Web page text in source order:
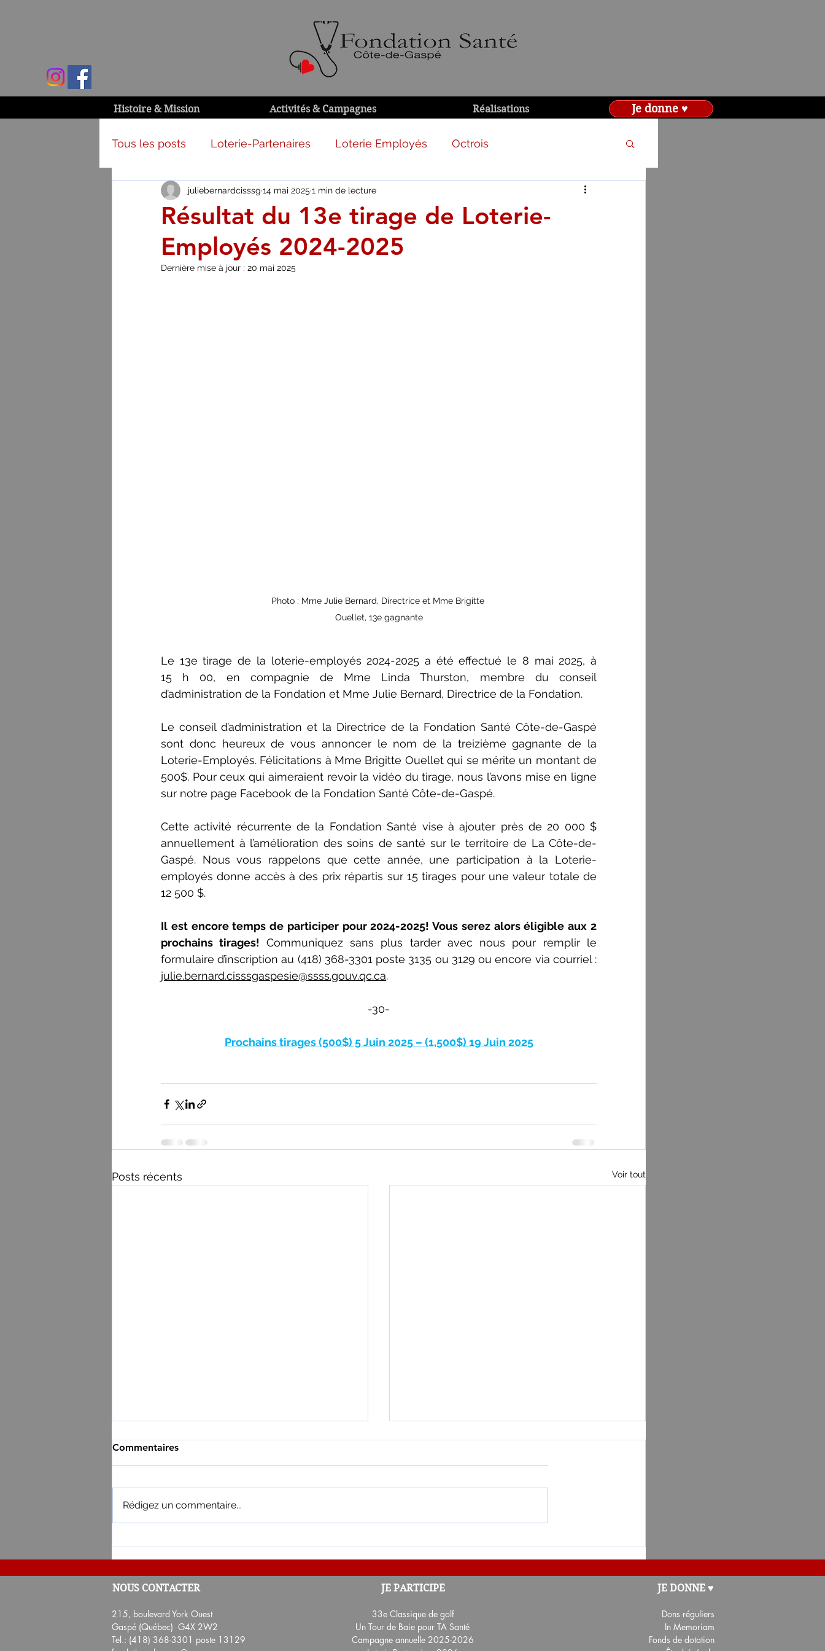
Histoire & Mission Activités & Campagnes Réalisations Je donne ♥
Tous les posts Loterie-Partenaires Loterie Employés Octrois
Activités et campagnes
Résultat du 13e tirage de Loterie-
Employés 2024-2025
juliebernardcisssg 14 mai 2025 1 min de lecture
Dernière mise à jour : 20 mai 2025
Photo : Mme Julie Bernard, Directrice et Mme Brigitte
Ouellet, 13e gagnante
Le 13e tirage de la loterie-employés 2024-2025 a été effectué le 8 mai 2025, à
15 h 00, en compagnie de Mme Linda Thurston, membre du conseil
d’administration de la Fondation et Mme Julie Bernard, Directrice de la Fondation.
Le conseil d’administration et la Directrice de la Fondation Santé Côte-de-Gaspé
sont donc heureux de vous annoncer le nom de la treizième gagnante de la
Loterie-Employés. Félicitations à Mme Brigitte Ouellet qui se mérite un montant de
500$. Pour ceux qui aimeraient revoir la vidéo du tirage, nous l’avons mise en ligne
sur notre page Facebook de la Fondation Santé Côte-de-Gaspé.
Cette activité récurrente de la Fondation Santé vise à ajouter près de 20 000 $
annuellement à l’amélioration des soins de santé sur le territoire de La Côte-de-
Gaspé. Nous vous rappelons que cette année, une participation à la Loterie-
employés donne accès à des prix répartis sur 15 tirages pour une valeur totale de
12 500 $.
Il est encore temps de participer pour 2024-2025! Vous serez alors éligible aux 2
prochains tirages! Communiquez sans plus tarder avec nous pour remplir le
julie.bernard.cisssgaspesie@ssss.gouv.qc.ca.
-30-
Prochains tirages (500$) 5 Juin 2025 – (1,500$) 19 Juin 2025
Posts récents Voir tout
Résultat du 3e tirage de la Loterie-
Résultat du 2e tirage de la Loterie-
Commentaires
Rédigez un commentaire...
NOUS CONTACTER JE PARTICIPE
215, boulevard York Ouest
33e Classique de golf
Gaspé (Québec) G4X 2W2
Un Tour de Baie pour TA Santé
Tel.: (418) 368-3301 poste 13129
Campagne annuelle 2025-2026
JE DONNE ♥
Dons réguliers
In Memoriam
Fonds de dotation